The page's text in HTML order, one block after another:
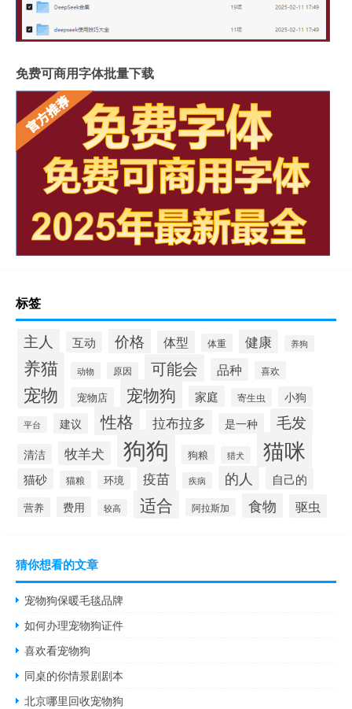
免费可商用字体批量下载
标签
主人 互动 价格 体型 体重 健康 养狗
养猫 动物 原因 可能会 品种 喜欢
宠物 宠物店 宠物狗 家庭 寄生虫 小狗
平台 建议 性格 拉布拉多 是一种 毛发
清洁 牧羊犬 狗狗 狗粮 猎犬 猫咪
猫砂 猫粮 环境 疫苗 疾病 的人 自己的
营养 费用 较高 适合 阿拉斯加 食物 驱虫
猜你想看的文章
宠物狗保暖毛毯品牌
如何办理宠物狗证件
喜欢看宠物狗
同桌的你情景剧剧本
北京哪里回收宠物狗